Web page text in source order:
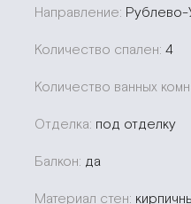
Направление: Рублево-
Количество спален: 4
Количество ванных
Отделка: под отделку
Балкон: да
Материал стен: